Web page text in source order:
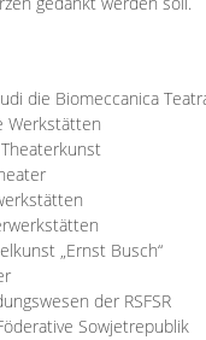
die Biomeccanica
Werkstätten
„Ernst Busch“
der RSFSR
Sowjetrepublik